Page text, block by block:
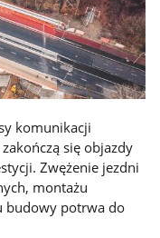
komunikacji
się objazdy
Zwężenie jezdni
montażu
budowy potrwa do